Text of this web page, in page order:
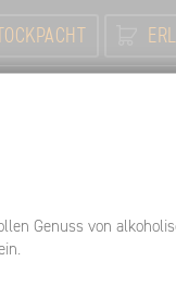
Genuss von